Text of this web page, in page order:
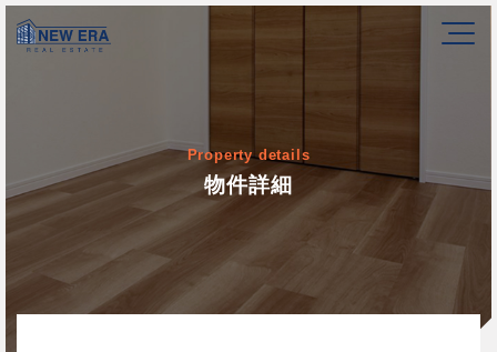
Property details
物件詳細